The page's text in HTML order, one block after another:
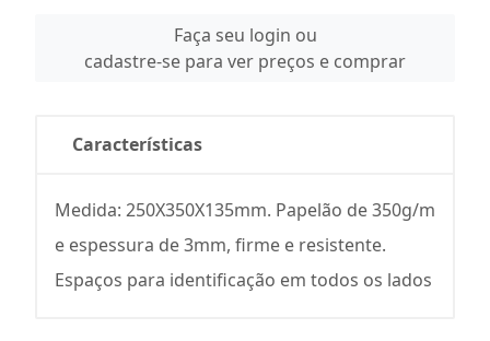
Faça seu login ou
cadastre-se para ver preços e comprar
Características
Medida: 250X350X135mm. Papelão de 350g/m
e espessura de 3mm, firme e resistente.
Espaços para identificação em todos os lados